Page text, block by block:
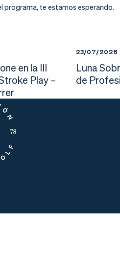
programa, te estamos esperando.
en la III
Play –
23/07/2026
Luna
de